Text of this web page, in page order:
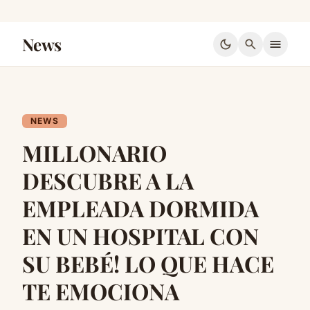
News dark_mode search menu
NEWS
MILLONARIO
DESCUBRE A LA
EMPLEADA DORMIDA
EN UN HOSPITAL CON
SU BEBÉ! LO QUE HACE
TE EMOCIONA